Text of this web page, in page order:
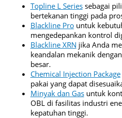
Topline L Seriessebagai
bertekanan tinggi pada
Blackline Prountuk
mengedepankan kontrol
Blackline XRN jika Anda
keandalan mekanik
besar.
Chemical Injection Package
pakai yang dapat
Minyak dan Gasuntuk
OBL di fasilitas industri
kepatuhan tinggi.